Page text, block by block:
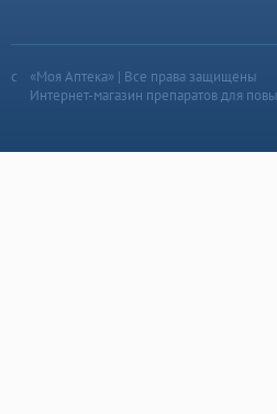
«Моя Аптека» | Все права защищены
Интернет-магазин препаратов для